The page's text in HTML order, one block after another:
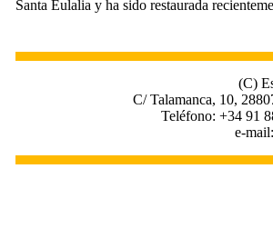
Santa Eulalia y ha sido restaurada
(C)
C/ Talamanca, 10,
Teléfono: +34 91
e-